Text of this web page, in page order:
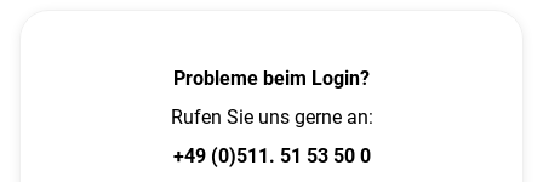
Probleme beim Login?
Rufen Sie uns gerne an:
+49 (0)511. 51 53 50 0